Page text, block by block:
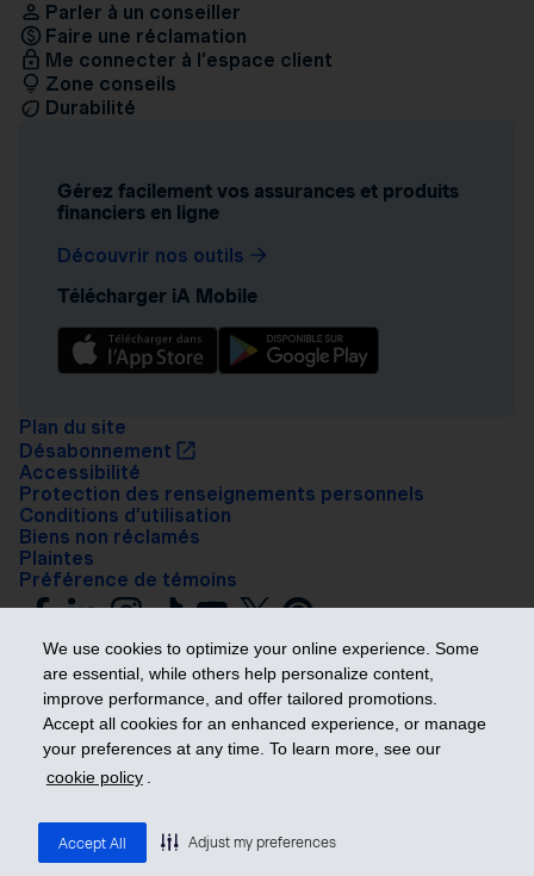
We use cookies to optimize your online experience. Some
are essential, while others help personalize content,
improve performance, and offer tailored promotions.
Accept all cookies for an enhanced experience, or manage
your preferences at any time. To learn more, see our
cookie policy .
Accept All Adjust my preferences
Parler à un conseiller
Faire une réclamation
Me connecter à l’espace client
Zone conseils
Durabilité
Gérez facilement vos assurances et produits
financiers en ligne
Découvrir nos outils
Télécharger iA Mobile
Plan du site
Désabonnement
Accessibilité
Protection des renseignements personnels
Conditions d’utilisation
Biens non réclamés
Plaintes
Préférence de témoins
Prendre les devants
Groupe financier. Tous droits réservés.